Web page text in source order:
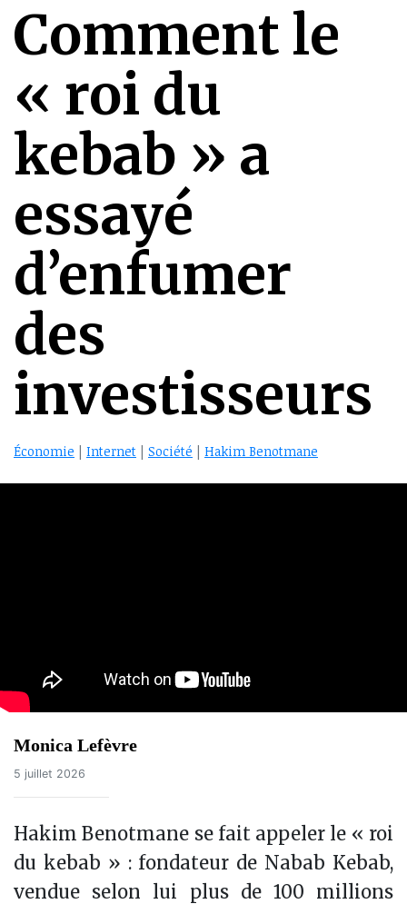
Comment le
« roi du
kebab » a
essayé
d’enfumer
des
investisseurs
Économie | Internet | Société | Hakim Benotmane
Monica Lefèvre
5 juillet 2026
Hakim Benotmane se fait appeler le « roi
du kebab » : fondateur de Nabab Kebab,
vendue selon lui plus de 100 millions